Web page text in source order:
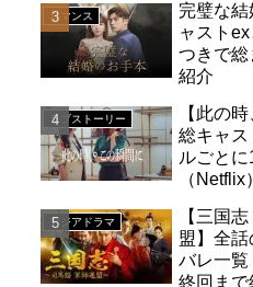
ロマンス
完璧な結
ャスト
つきで総
紹介
ラブストーリー
【此の
総キャ
ルごとに
（Netflix）
アジアドラマ
【三国
盟】全話
バレ一覧
終回まで